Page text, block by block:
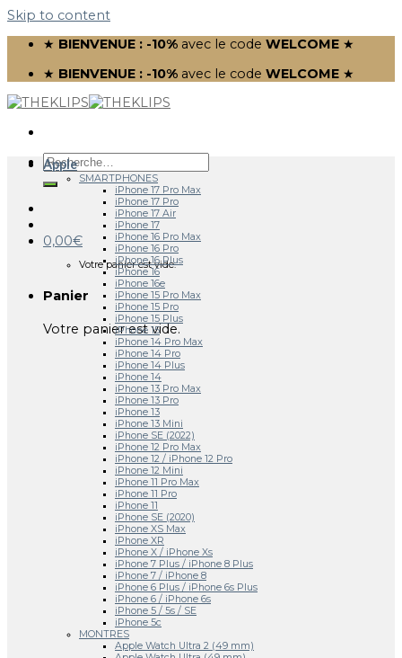
Skip to content
★ BIENVENUE : -10% avec le code WELCOME ★
★ BIENVENUE : -10% avec le code WELCOME ★
0,00€
Votre panier est vide.
Panier
Votre panier est vide.
Apple
SMARTPHONES
iPhone 17 Pro Max
iPhone 17 Pro
iPhone 17 Air
iPhone 17
iPhone 16 Pro Max
iPhone 16 Pro
iPhone 16 Plus
iPhone 16
iPhone 16e
iPhone 15 Pro Max
iPhone 15 Pro
iPhone 15 Plus
iPhone 15
iPhone 14 Pro Max
iPhone 14 Pro
iPhone 14 Plus
iPhone 14
iPhone 13 Pro Max
iPhone 13 Pro
iPhone 13
iPhone 13 Mini
iPhone SE (2022)
iPhone 12 Pro Max
iPhone 12 / iPhone 12 Pro
iPhone 12 Mini
iPhone 11 Pro Max
iPhone 11 Pro
iPhone 11
iPhone SE (2020)
iPhone XS Max
iPhone XR
iPhone X / iPhone Xs
iPhone 7 Plus / iPhone 8 Plus
iPhone 7 / iPhone 8
iPhone 6 Plus / iPhone 6s Plus
iPhone 6 / iPhone 6s
iPhone 5 / 5s / SE
iPhone 5c
MONTRES
Apple Watch Ultra 2 (49 mm)